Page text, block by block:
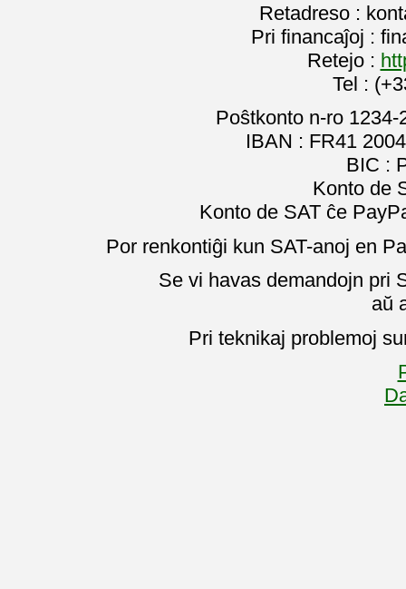
Retadreso :
Pri financaĵoj :
Retejo :
Tel :
Poŝtkonto n-ro
IBAN : FR41
BIC :
Konto de
Konto de SAT ĉe
Por renkontiĝi kun SAT-anoj en
Se vi havas demandojn pri
aŭ
Pri teknikaj problemoj